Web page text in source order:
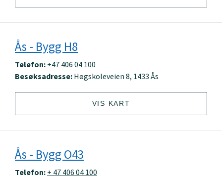
Ås - Bygg H8
Telefon: +47 406 04 100
Besøksadresse: Høgskoleveien 8, 1433 Ås
VIS KART
Ås - Bygg O43
Telefon: + 47 406 04 100